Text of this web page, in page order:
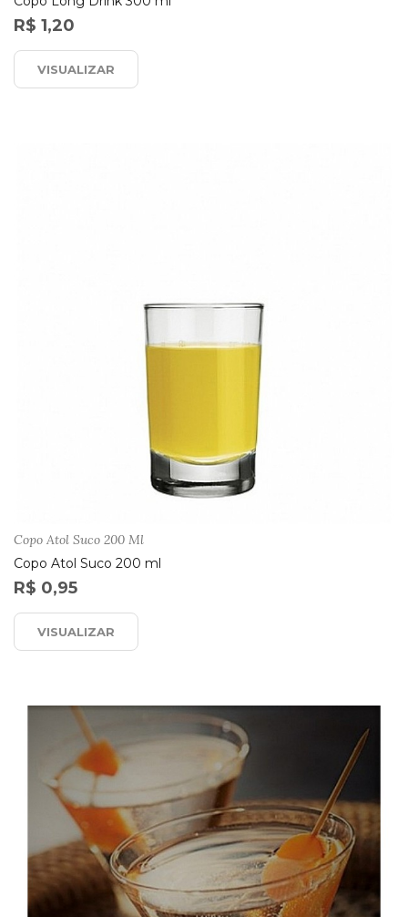
R$ 1,20
VISUALIZAR
Copo Atol Suco 200 Ml
Copo Atol Suco 200 ml
R$ 0,95
VISUALIZAR